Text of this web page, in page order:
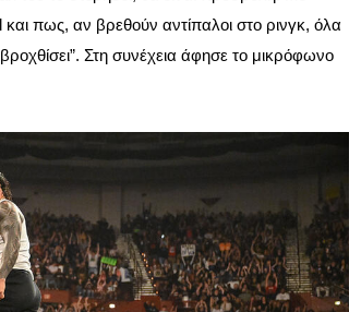
πως, αν βρεθούν αντίπαλοι στο ρινγκ, όλα
Στη συνέχεια άφησε το μικρόφωνο